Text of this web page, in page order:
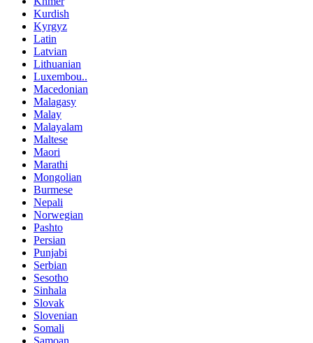
Kurdish
Kyrgyz
Latin
Latvian
Lithuanian
Luxembou..
Macedonian
Malagasy
Malay
Malayalam
Maltese
Maori
Marathi
Mongolian
Burmese
Nepali
Norwegian
Pashto
Persian
Punjabi
Serbian
Sesotho
Sinhala
Slovak
Slovenian
Somali
Samoan